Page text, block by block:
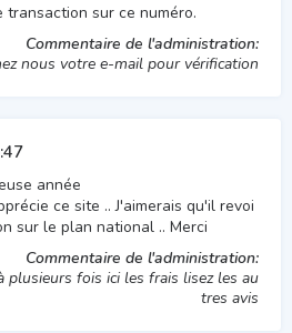
transaction sur ce numéro.
Commentaire de l'administration:
nous votre e-mail pour vérification
année
ce site .. J'aimerais qu'il revoi
sur le plan national .. Merci
Commentaire de l'administration:
plusieurs fois ici les frais lisez les au
tres avis